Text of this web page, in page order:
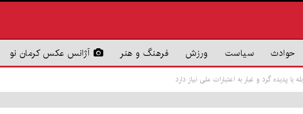
حوادث سیاست ورزش فرهنگ و هنر آژانس عکس کرمان نو
با پدیده گرد و غبار به اعتبارات ملی نیاز دارد